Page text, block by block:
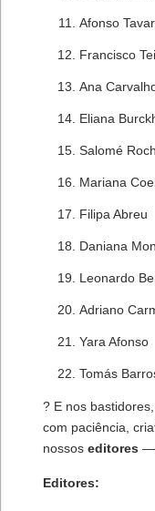
Afonso
Francisco
Ana
Eliana
Salomé
Mariana
Filipa Abreu
Daniana
Leonardo
Adriano
Yara Afonso
Tomás
?️ E nos
com paciência,
nossos editores —
Editores: